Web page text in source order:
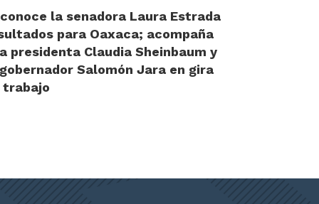
la senadora Laura Estrada
para Oaxaca; acompaña
presidenta Claudia Sheinbaum y
Salomón Jara en gira
trabajo